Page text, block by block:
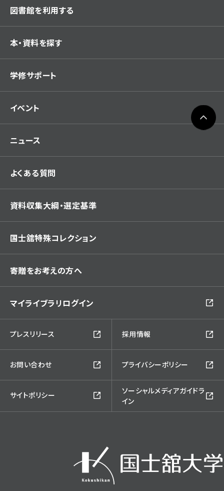
図書館を利用する
本・資料を探す
学修サポート
イベント
ニュース
よくある質問
資料収集大綱・選定基準
国士舘特殊コレクション
寄贈をお考えの方へ
マイライブラリログイン
プレスリリース 採用情報
お問い合わせ プライバシーポリシー
サイトポリシー
ソーシャルメディアガイドラ
イン